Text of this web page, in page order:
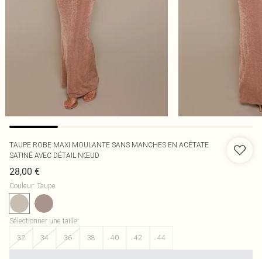
TAUPE ROBE MAXI MOULANTE SANS MANCHES EN ACÉTATE
SATINÉ AVEC DÉTAIL NŒUD
28,00 €
Couleur: Taupe
Sélectionner une taille:
32
34 36 38 40 42 44